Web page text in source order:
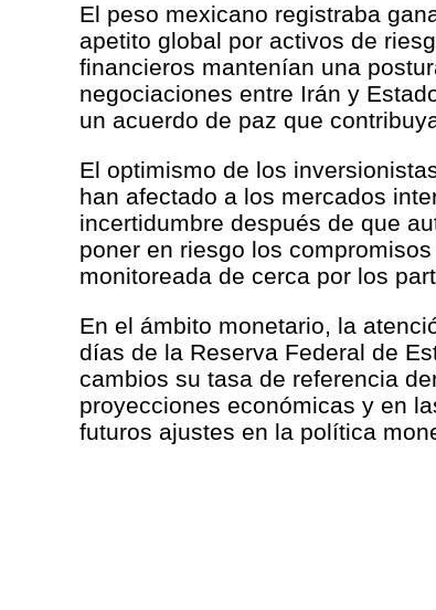
El peso mexicano registraba
apetito global por activos de
financieros mantenían una
negociaciones entre Irán y
un acuerdo de paz que
El optimismo de los
han afectado a los mercados
incertidumbre después de que
poner en riesgo los
monitoreada de cerca por los
En el ámbito monetario, la
días de la Reserva Federal de
cambios su tasa de referencia
proyecciones económicas y en
futuros ajustes en la política